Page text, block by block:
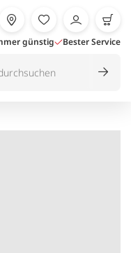
günstig Bester Service